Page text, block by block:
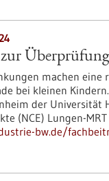
zur
machen
bei kleinen
der Universität
(NCE) Lungen-
bw.de/